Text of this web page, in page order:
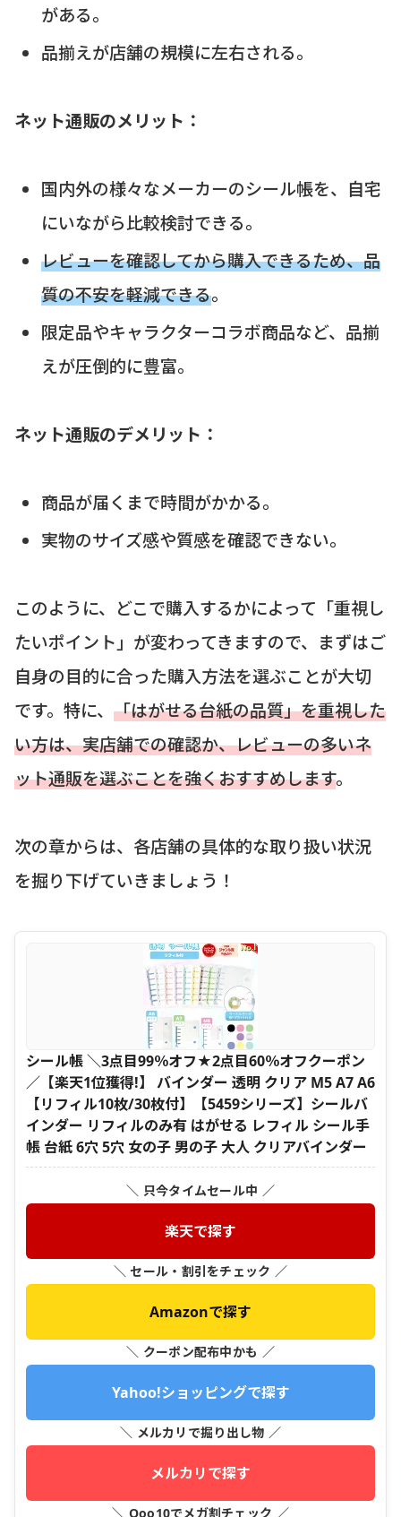
がある。
品揃えが店舗の規模に左右される。
ネット通販のメリット：
国内外の様々なメーカーのシール帳を、自宅
にいながら比較検討できる。
レビューを確認してから購入できるため、品
質の不安を軽減できる。
限定品やキャラクターコラボ商品など、品揃
えが圧倒的に豊富。
ネット通販のデメリット：
商品が届くまで時間がかかる。
実物のサイズ感や質感を確認できない。
このように、どこで購入するかによって「重視し
たいポイント」が変わってきますので、まずはご
自身の目的に合った購入方法を選ぶことが大切
です。特に、 「はがせる台紙の品質」を重視した
い方は、実店舗での確認か、レビューの多いネ
ット通販を選ぶことを強くおすすめします。
次の章からは、各店舗の具体的な取り扱い状況
を掘り下げていきましょう！
シール帳 ＼3点目99％オフ★2点目60％オフクーポン
／【楽天1位獲得!】 バインダー 透明 クリア M5 A7 A6
【リフィル10枚/30枚付】【5459シリーズ】シールバ
インダー リフィルのみ有 はがせる レフィル シール手
帳 台紙 6穴 5穴 女の子 男の子 大人 クリアバインダー
＼ 只今タイムセール中 ／
楽天で探す
＼ セール・割引をチェック ／
Amazonで探す
＼ クーポン配布中かも ／
Yahoo!ショッピングで探す
＼ メルカリで掘り出し物 ／
メルカリで探す
＼ Qoo10でメガ割チェック ／